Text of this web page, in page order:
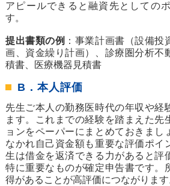
アピールできると融資先としての
す。
提出書類の例 ：事業計画書（設備
画、資金繰り計画）、診療圏分析不
積書、医療機器見積書
B．本人評価
先生ご本人の勤務医時代の年収や経
ます。これまでの経験を踏まえた先
ョンをペーパーにまとめておきまし
なかれ自己資金額も重要な評価ポイ
生は借金を返済できる力があると評
特に重要なものが確定申告書です。
得があることが高評価につながります